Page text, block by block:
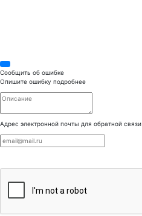
Сообщить об ошибке
Опишите ошибку подробнее
Адрес электронной почты для обратной связи